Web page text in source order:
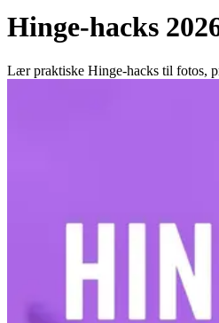
Hinge-hacks
Lær praktiske Hinge-hacks til fotos,